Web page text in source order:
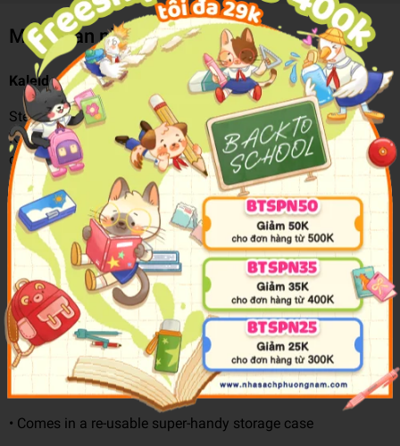
Mô tả sản phẩm
Kaleidoscope Colouring Kawaii Sweetlings Kit
Step into a world of sweetness and cuteness with our
Kaleidoscope Colouring Kawaii Sweetlings Kit! This
delightful kit is a burst of adorable fun, perfect for artists of
all ages. Kids will love unleashing their creativity with 50+
stickers featuring charming Kawaii characters, each more
adorable than the last.
The magic doesn't stop there—our kit comes complete with
six colour-changing markers that add an extra layer of joyful
whimsy to the creations!
• Kit includes: 30+ colouring & activity pages and 6 colour-
changing markers and 50+ scented stickers.
• Comes in a re-usable super-handy storage case